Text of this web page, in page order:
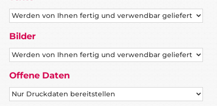
Bilder
Offene Daten